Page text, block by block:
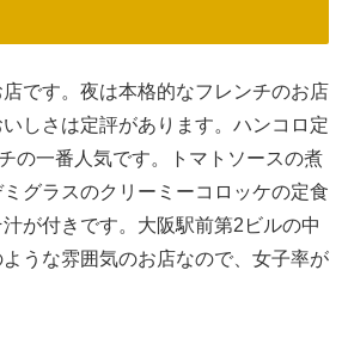
です。夜は本格的なフレンチのお店
しさは定評があります。ハンコロ定
の一番人気です。トマトソースの煮
グラスのクリーミーコロッケの定食
が付きです。大阪駅前第2ビルの中
うな雰囲気のお店なので、女子率が